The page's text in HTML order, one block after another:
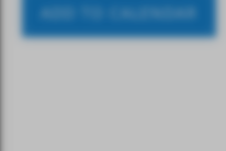
ADD TO CALENDAR